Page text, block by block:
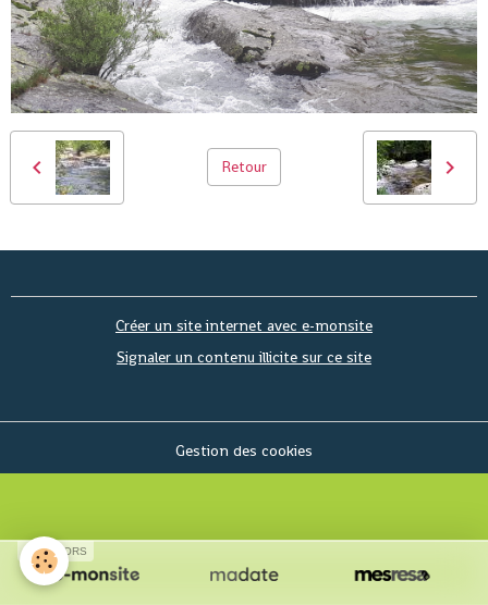
Retour
Créer un site internet avec e-monsite
Signaler un contenu illicite sur ce site
Gestion des cookies
SPONSORS